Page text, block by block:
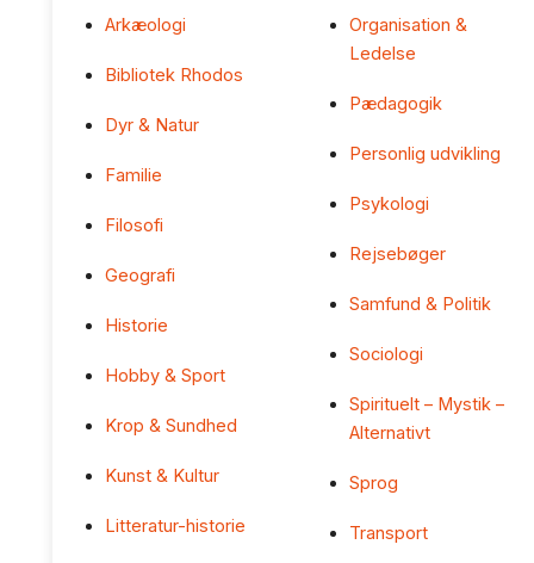
Arkæologi
Bibliotek Rhodos
Dyr & Natur
Familie
Filosofi
Geografi
Historie
Hobby & Sport
Krop & Sundhed
Kunst & Kultur
Litteratur-historie
Organisation &
Ledelse
Pædagogik
Personlig udvikling
Psykologi
Rejsebøger
Samfund & Politik
Sociologi
Spirituelt – Mystik –
Alternativt
Sprog
Transport